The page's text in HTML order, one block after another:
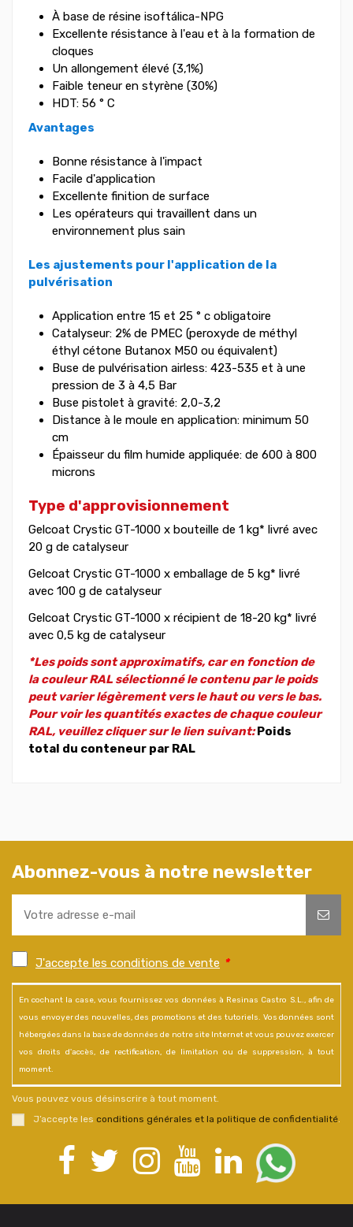
À base de résine isoftálica-NPG
Excellente résistance à l'eau et à la formation de
cloques
Un allongement élevé (3,1%)
Faible teneur en styrène (30%)
HDT: 56 ° C
Avantages
Bonne résistance à l'impact
Facile d'application
Excellente finition de surface
Les opérateurs qui travaillent dans un
environnement plus sain
Les ajustements pour l'application de la
pulvérisation
Application entre 15 et 25 ° c obligatoire
Catalyseur: 2% de PMEC (peroxyde de méthyl
éthyl cétone Butanox M50 ou équivalent)
Buse de pulvérisation airless: 423-535 et à une
pression de 3 à 4,5 Bar
Buse pistolet à gravité: 2,0-3,2
Distance à le moule en application: minimum 50
cm
Épaisseur du film humide appliquée: de 600 à 800
microns
Type d'approvisionnement
Gelcoat Crystic GT-1000 x bouteille de 1 kg* livré avec
20 g de catalyseur
Gelcoat Crystic GT-1000 x emballage de 5 kg* livré
avec 100 g de catalyseur
Gelcoat Crystic GT-1000 x récipient de 18-20 kg* livré
avec 0,5 kg de catalyseur
*Les poids sont approximatifs, car en fonction de
la couleur RAL sélectionné le contenu par le poids
peut varier légèrement vers le haut ou vers le bas.
Pour voir les quantités exactes de chaque couleur
RAL, veuillez cliquer sur le lien suivant:Poids
total du conteneur par RAL
Abonnez-vous à notre newsletter
J'accepte les conditions de vente *
En cochant la case, vous fournissez vos données à Resinas Castro S.L., afin de
vous envoyer des nouvelles, des promotions et des tutoriels. Vos données sont
hébergées dans la base de données de notre site Internet et vous pouvez exercer
vos droits d'accès, de rectification, de limitation ou de suppression, à tout
moment.
Vous pouvez vous désinscrire à tout moment.
J’accepte les conditions générales et la politique de confidentialité.